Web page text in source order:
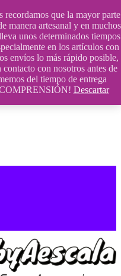
que la mayor parte
manera artesanal y en muchos
unos determinados tiempos
en los artículos con
envíos lo más rápido posible,
con nosotros antes de
del tiempo de entrega
Descartar